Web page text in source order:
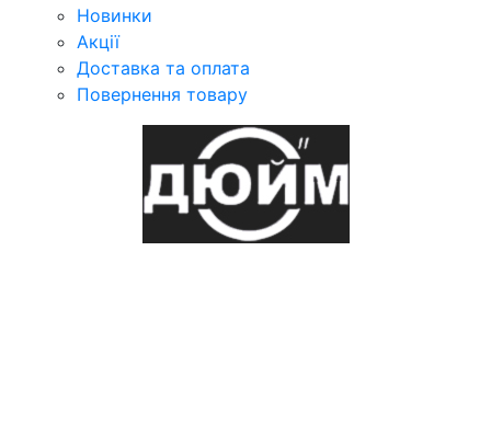
Новинки
Акції
Доставка та оплата
Повернення товару